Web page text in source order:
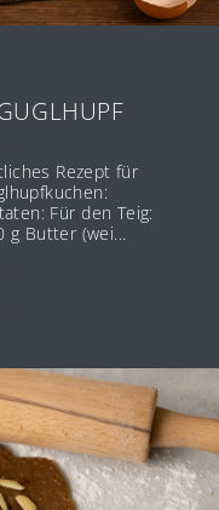
Rezept für
Für den Teig:
g Butter (wei...